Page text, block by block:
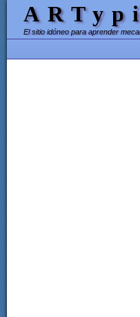
El sitio idóneo para aprender